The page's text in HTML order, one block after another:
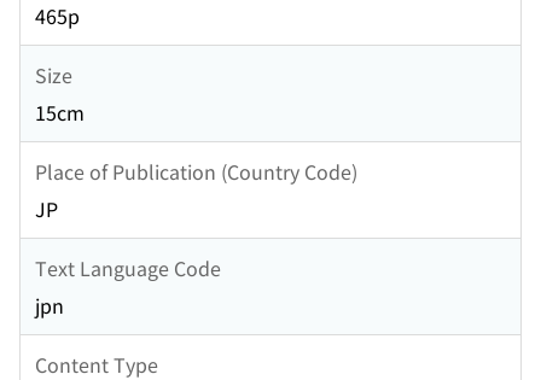
465p
Size
15cm
Place of Publication (Country Code)
JP
Text Language Code
jpn
Content Type